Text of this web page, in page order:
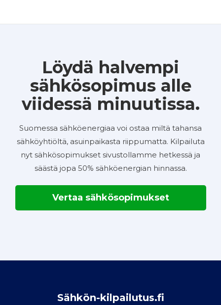
Löydä halvempi
sähkösopimus alle
viidessä minuutissa.
Suomessa sähköenergiaa voi ostaa miltä tahansa
sähköyhtiöltä, asuinpaikasta riippumatta. Kilpailuta
nyt sähkösopimukset sivustollamme hetkessä ja
säästä jopa 50% sähköenergian hinnassa.
Vertaa sähkösopimukset
Sähkön-kilpailutus.fi